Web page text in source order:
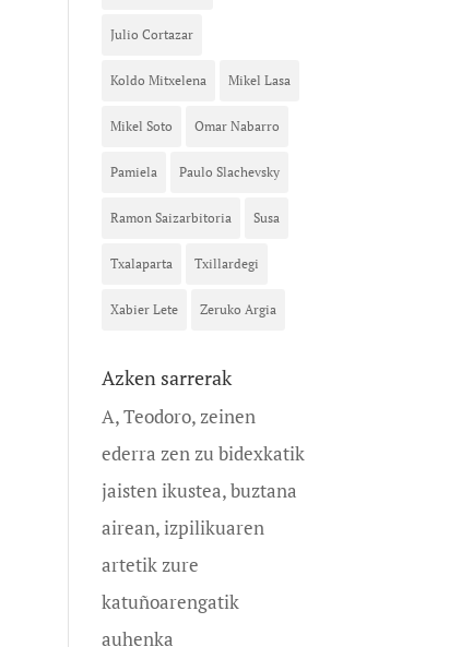
Julio Cortazar
Koldo Mitxelena Mikel Lasa
Mikel Soto Omar Nabarro
Pamiela Paulo Slachevsky
Ramon Saizarbitoria Susa
Txalaparta Txillardegi
Xabier Lete Zeruko Argia
Azken sarrerak
A, Teodoro, zeinen
ederra zen zu bidexkatik
jaisten ikustea, buztana
airean, izpilikuaren
artetik zure
katuñoarengatik
auhenka